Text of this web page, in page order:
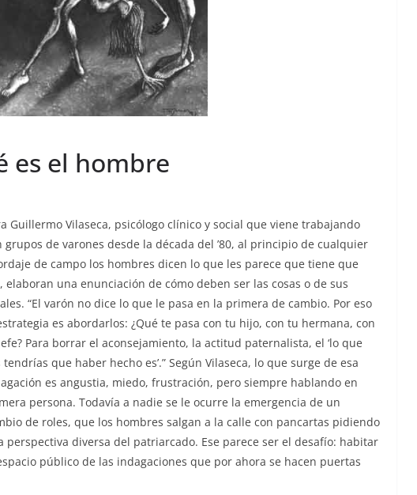
es el hombre
Guillermo Vilaseca, psicólogo clínico y social que viene trabajando
grupos de varones desde la década del ’80, al principio de cualquier
de campo los hombres dicen lo que les parece que tiene que
elaboran una enunciación de cómo deben ser las cosas o de sus
“El varón no dice lo que le pasa en la primera de cambio. Por eso
es abordarlos: ¿Qué te pasa con tu hijo, con tu hermana, con
Para borrar el aconsejamiento, la actitud paternalista, el ‘lo que
tendrías que haber hecho es’.” Según Vilaseca, lo que surge de esa
es angustia, miedo, frustración, pero siempre hablando en
persona. Todavía a nadie se le ocurre la emergencia de un
de roles, que los hombres salgan a la calle con pancartas pidiendo
perspectiva diversa del patriarcado. Ese parece ser el desafío: habitar
público de las indagaciones que por ahora se hacen puertas